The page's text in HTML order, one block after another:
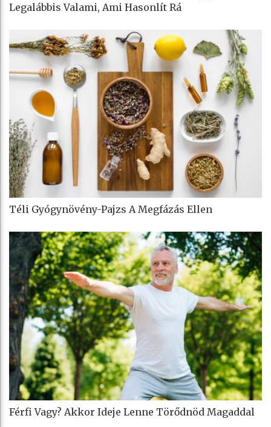
Legalábbis Valami, Ami Hasonlít Rá
Téli Gyógynövény-Pajzs A Megfázás Ellen
Férfi Vagy? Akkor Ideje Lenne Törődnöd Magaddal